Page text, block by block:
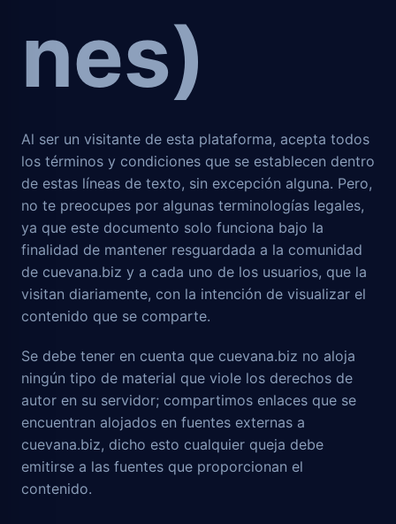
nes)
Al ser un visitante de esta plataforma, acepta todos
los términos y condiciones que se establecen dentro
de estas líneas de texto, sin excepción alguna. Pero,
no te preocupes por algunas terminologías legales,
ya que este documento solo funciona bajo la
finalidad de mantener resguardada a la comunidad
de cuevana.biz y a cada uno de los usuarios, que la
visitan diariamente, con la intención de visualizar el
contenido que se comparte.
Se debe tener en cuenta que cuevana.biz no aloja
ningún tipo de material que viole los derechos de
autor en su servidor; compartimos enlaces que se
encuentran alojados en fuentes externas a
cuevana.biz, dicho esto cualquier queja debe
emitirse a las fuentes que proporcionan el
contenido.